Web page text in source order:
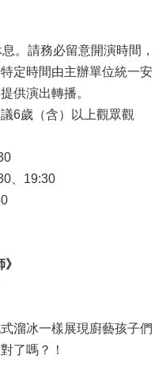
。請務必留意開演時間，
定時間由主辦單位統一安
供演出轉播。
6歲（含）以上觀眾觀
19:30
溜冰一樣展現廚藝孩子們
了嗎？！